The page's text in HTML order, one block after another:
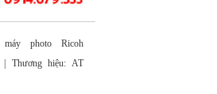
photo Ricoh
| Thương hiệu: AT